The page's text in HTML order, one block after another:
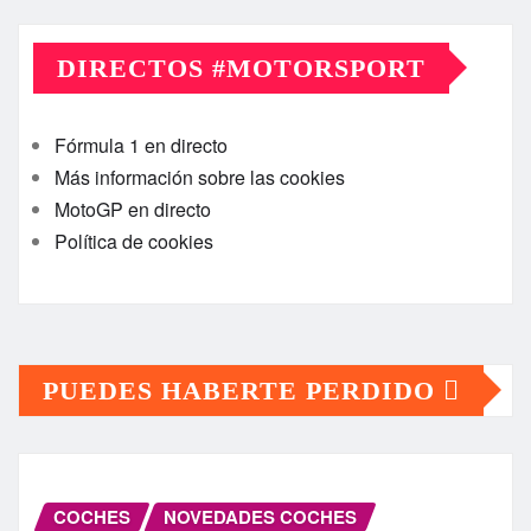
DIRECTOS #MOTORSPORT
Fórmula 1 en directo
Más información sobre las cookies
MotoGP en directo
Política de cookies
PUEDES HABERTE PERDIDO
COCHES
NOVEDADES COCHES